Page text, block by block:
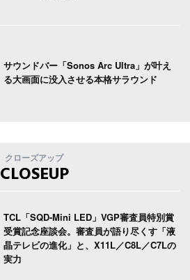
サウンドバー「Sonos Arc Ultra」が叶え
る大画面に没入させる本格サラウンド
クローズアップ
CLOSEUP
TCL「SQD-Mini LED」VGP審査員特別賞
受賞記念座談会。審査員が語り尽くす「液
晶テレビの進化」と、X11L／C8L／C7Lの
実力